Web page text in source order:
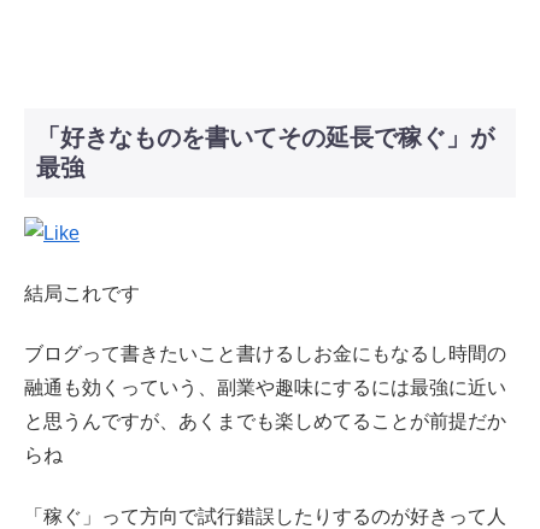
「好きなものを書いてその延長で稼ぐ」が
最強
結局これです
ブログって書きたいこと書けるしお金にもなるし時間の
融通も効くっていう、副業や趣味にするには最強に近い
と思うんですが、あくまでも楽しめてることが前提だか
らね
「稼ぐ」って方向で試行錯誤したりするのが好きって人